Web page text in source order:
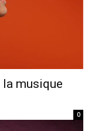
musique
0